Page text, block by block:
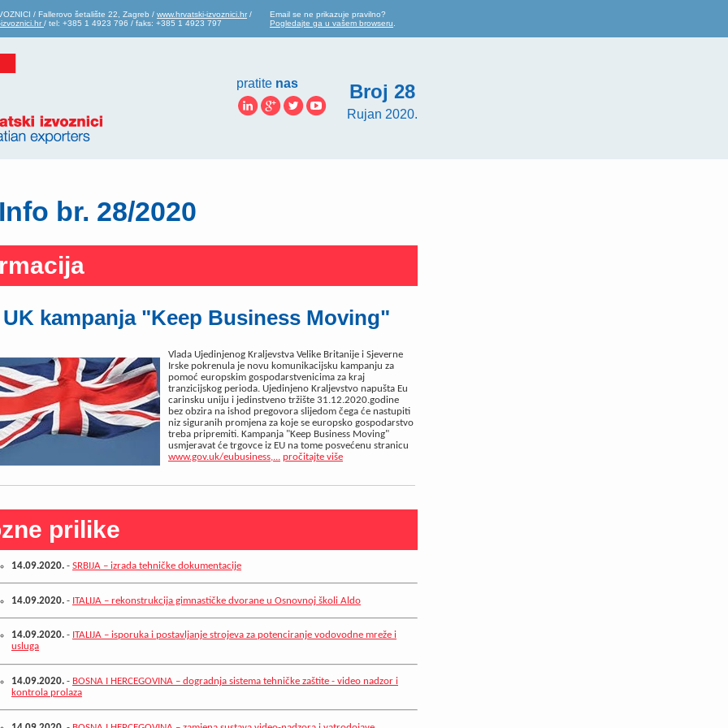
/ Fallerovo šetalište 22, Zagreb / www.hrvatski-izvoznici.hr /
/ tel: +385 1 4923 796 / faks: +385 1 4923 797
Email se ne prikazuje pravilno?
Pogledajte ga u vašem browseru
pratite nas Broj 28
Rujan 2020.
br. 28/2020
kampanja "Keep Business Moving"
Vlada Ujedinjenog Kraljevstva Velike Britanije i Sjeverne
Irske pokrenula je novu komunikacijsku kampanju za
pomoć europskim gospodarstvenicima za kraj
tranzicijskog perioda. Ujedinjeno Kraljevstvo napušta Eu
carinsku uniju i jedinstveno tržište 31.12.2020.godine
bez obzira na ishod pregovora slijedom čega će nastupiti
niz siguranih promjena za koje se europsko gospodarstvo
treba pripremiti. Kampanja "Keep Business Moving"
usmjeravat će trgovce iz EU na tome posvećenu stranicu
www.gov.uk/eubusiness,... pročitajte više
prilike
14.09.2020. - SRBIJA – izrada tehničke dokumentacije
14.09.2020. - ITALIJA – rekonstrukcija gimnastičke dvorane u Osnovnoj školi Aldo
14.09.2020. - ITALIJA – isporuka i postavljanje strojeva za potenciranje vodovodne mreže i
usluga
14.09.2020. - BOSNA I HERCEGOVINA – dogradnja sistema tehničke zaštite - video nadzor i
kontrola prolaza